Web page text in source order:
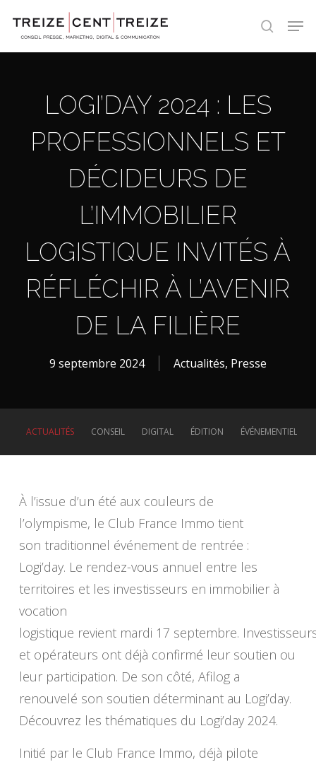
search
LOGI’DAY 2024 : LES
PROFESSIONNELS ET
DÉCIDEURS DE
L’IMMOBILIER
LOGISTIQUE INVITÉS À
RÉFLÉCHIR À L’AVENIR
DE LA FILIÈRE
9 septembre 2024 Actualités, Presse
ACTUALITÉS CONSEIL DIGITAL ÉDITION ÉVÉNEMENTIEL
À l’issue d’un été aux couleurs de
l’olympisme, le Club France Immo tient
son traditionnel événement de rentrée :
Logi’day. Le rendez-vous annuel entre les
territoires et les investisseurs en immobilier à
vocation
logistique revient mardi 17 septembre.
et opérateurs ont déjà confirmé leur soutien ou
leur participation. De son côté, Afilog a
renouvelé son soutien déterminant au Logi’day.
Découvrez les thématiques du Logi’day 2024.
Initié par le Club France Immo, déjà pilote